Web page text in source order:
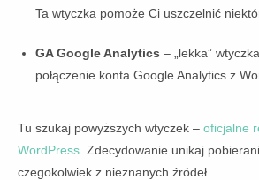
Ta wtyczka pomoże Ci uszczelnić
GA Google Analytics – „lekka”
połączenie konta Google Analytics z
Tu szukaj powyższych wtyczek – oficjalne
WordPress . Zdecydowanie unikaj
czegokolwiek z nieznanych źródeł.